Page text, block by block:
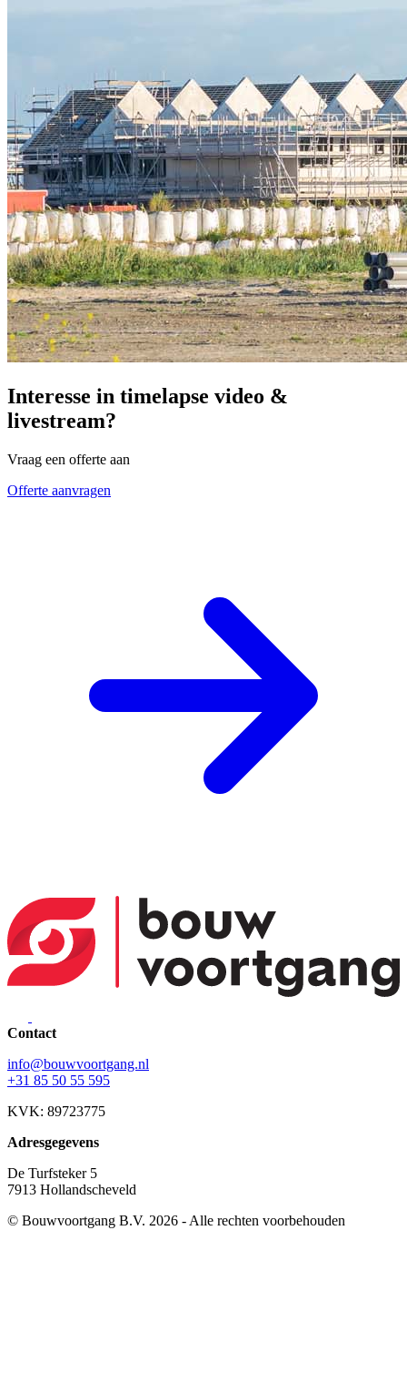
Interesse in timelapse video &
livestream?
Vraag een offerte aan
Offerte aanvragen
Contact
info@bouwvoortgang.nl
+31 85 50 55 595
KVK: 89723775
Adresgegevens
De Turfsteker 5
7913 Hollandscheveld
© Bouwvoortgang B.V. 2026 - Alle rechten voorbehouden